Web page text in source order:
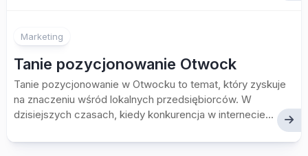
Marketing
Tanie pozycjonowanie Otwock
Tanie pozycjonowanie w Otwocku to temat, który zyskuje
na znaczeniu wśród lokalnych przedsiębiorców. W
dzisiejszych czasach, kiedy konkurencja w internecie...